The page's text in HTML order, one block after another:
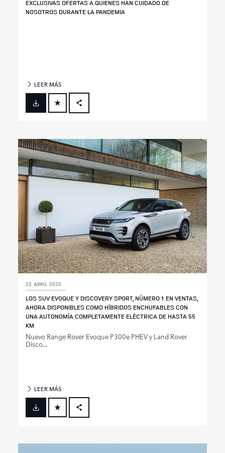
EXCLUSIVAS OFERTAS A QUIENES HAN CUIDADO DE
NOSOTROS DURANTE LA PANDEMIA
LEER MÁS
FACEBOOK
LINKEDIN
SHARE
22 ABRIL 2020
LOS SUV EVOQUE Y DISCOVERY SPORT, NÚMERO 1 EN VENTAS,
AHORA DISPONIBLES COMO HÍBRIDOS ENCHUFABLES CON
UNA AUTONOMÍA COMPLETAMENTE ELÉCTRICA DE HASTA 55
KM
Nuevo Range Rover Evoque P300e PHEV y Land Rover
Disco...
LEER MÁS
FACEBOOK